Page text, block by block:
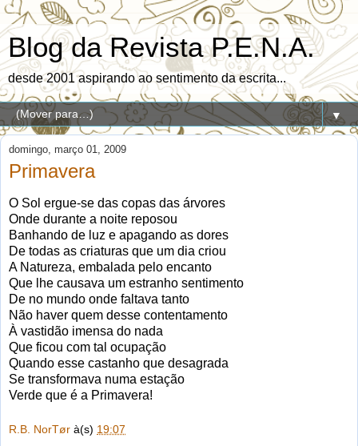
Blog da Revista P.E.N.A.
desde 2001 aspirando ao sentimento da escrita...
▼
domingo, março 01, 2009
Primavera
O Sol ergue-se das copas das árvores
Onde durante a noite reposou
Banhando de luz e apagando as dores
De todas as criaturas que um dia criou
A Natureza, embalada pelo encanto
Que lhe causava um estranho sentimento
De no mundo onde faltava tanto
Não haver quem desse contentamento
À vastidão imensa do nada
Que ficou com tal ocupação
Quando esse castanho que desagrada
Se transformava numa estação
Verde que é a Primavera!
R.B. NorTør à(s) 19:07